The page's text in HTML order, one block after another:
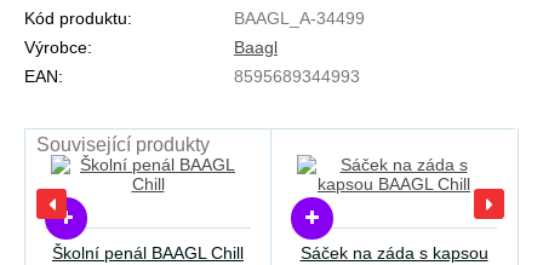
Kód produktu:
BAAGL_A-34499
Výrobce:
Baagl
EAN:
8595689344993
Související produkty
Školní penál BAAGL Chill
Sáček na záda s kapsou